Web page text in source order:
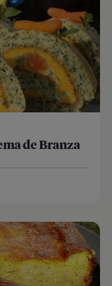
de Branza